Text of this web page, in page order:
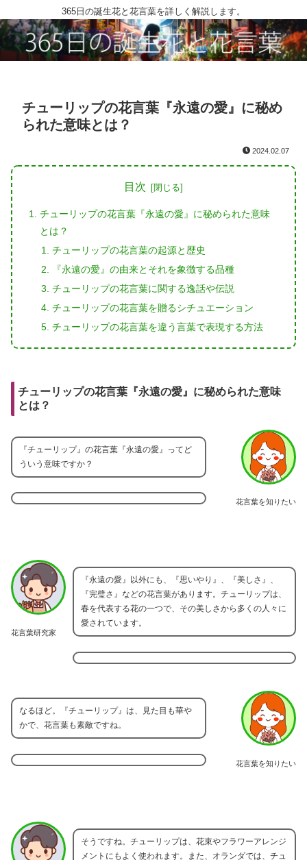
365日の誕生花と花言葉を詳しく解説します。
チューリップの花言葉『永遠の愛』に秘め
られた意味とは？
2024.02.07
目次
チューリップの花言葉『永遠の愛』に秘められた意味
とは？
チューリップの花言葉の起源と歴史
『永遠の愛』の由来とそれを象徴する品種
チューリップの花言葉に関する逸話や伝説
チューリップの花言葉を贈るシチュエーション
チューリップの花言葉を違う言葉で表現する方法
チューリップの花言葉『永遠の愛』に秘められた意味
とは？
花言葉を知りたい
『チューリップ』の花言葉『永遠の愛』ってど
ういう意味ですか？
花言葉研究家
『永遠の愛』以外にも、『思いやり』、『美しさ』、
『完璧さ』などの花言葉があります。チューリップは、
春を代表する花の一つで、その美しさから多くの人々に
愛されています。
花言葉を知りたい
なるほど。『チューリップ』は、見た目も華や
かで、花言葉も素敵ですね。
そうですね。チューリップは、花束やフラワーアレンジ
メントにもよく使われます。また、オランダでは、チュ